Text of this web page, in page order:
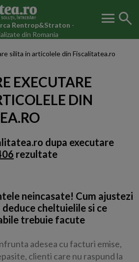
Rentrop&Straton -
din Romania
menu search
silita in articolele din Fiscalitatea.ro
EXECUTARE
DIN
dupa executare
rezultate
neincasate! Cum ajustezi
cheltuielile si ce
trebuie facute
adesea cu facturi emise,
clienti care nu raspund la